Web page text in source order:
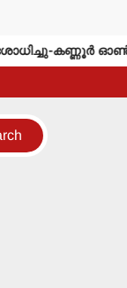
കണ്ണൂര്‍